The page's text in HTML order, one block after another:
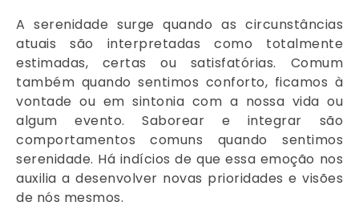
A serenidade surge quando as circunstâncias
atuais são interpretadas como totalmente
estimadas, certas ou satisfatórias. Comum
também quando sentimos conforto, ficamos à
vontade ou em sintonia com a nossa vida ou
algum evento. Saborear e integrar são
comportamentos comuns quando sentimos
serenidade. Há indícios de que essa emoção nos
auxilia a desenvolver novas prioridades e visões
de nós mesmos.